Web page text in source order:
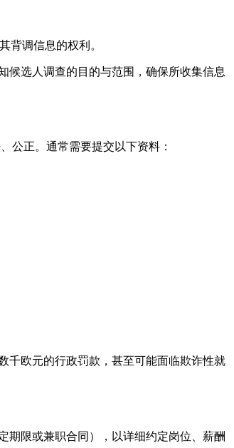
背调信息的权利。
候选人调查的目的与范围，确保所收集信息
公正。通常需要提交以下资料：
千欧元的行政罚款，甚至可能面临欺诈性就
期限或兼职合同），以详细约定岗位、薪酬